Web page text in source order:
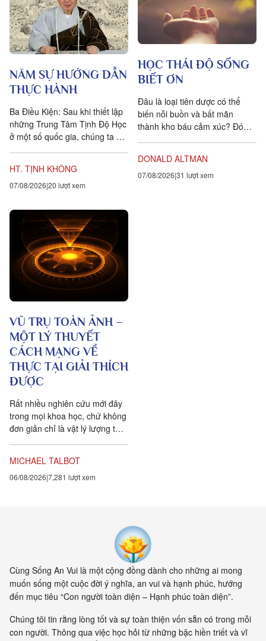
NĂM SỰ HƯỚNG DẪN
THỰC HÀNH
Ba Điều Kiện: Sau khi thiết lập
những Trung Tâm Tịnh Độ Học
ở một số quốc gia, chúng ta đặt
hành giả Tịnh...
HT. TỊNH KHÔNG
07/08/2026 20 lượt xem
HỌC THÁI ĐỘ SỐNG
BIẾT ƠN
Đâu là loại tiên dược có thể
biến nỗi buồn và bất mãn
thành kho báu cảm xúc? Đó
DONALD ALTMAN
07/08/2026 31 lượt xem
VŨ TRỤ TOÀN ẢNH –
MỘT LÝ THUYẾT
CÁCH MẠNG VỀ
THỰC TẠI GIẢI THÍCH
ĐƯỢC
Rất nhiều nghiên cứu mới đây
trong mọi khoa học, chứ không
đơn giản chỉ là vật lý lượng tử,
chúng ta tưởng. Một câu
chuyện khoa học đang xuất
kết nối. Khía cạnh quan trọng
nhất của sự sống không còn là
vật nữa, mà là mối liên hệ giữa
các vật.
MICHAEL TALBOT
06/08/2026 7,281 lượt xem
Cùng Sống An Vui là một cộng đồng dành cho những ai mong
muốn sống một cuộc đời ý nghĩa, an vui và hạnh phúc, hướng
đến mục tiêu “Con người toàn diện – Hạnh phúc toàn diện”.
Chúng tôi tin rằng lòng tốt và sự toàn thiện vốn sẵn có trong mỗi
con người. Thông qua việc học hỏi từ những bậc hiền triết và vĩ